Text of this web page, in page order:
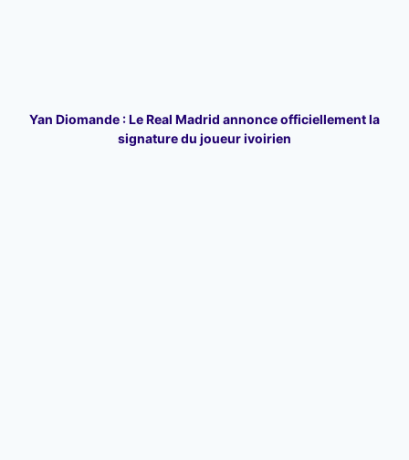
Yan Diomande : Le Real Madrid annonce officiellement la
signature du joueur ivoirien